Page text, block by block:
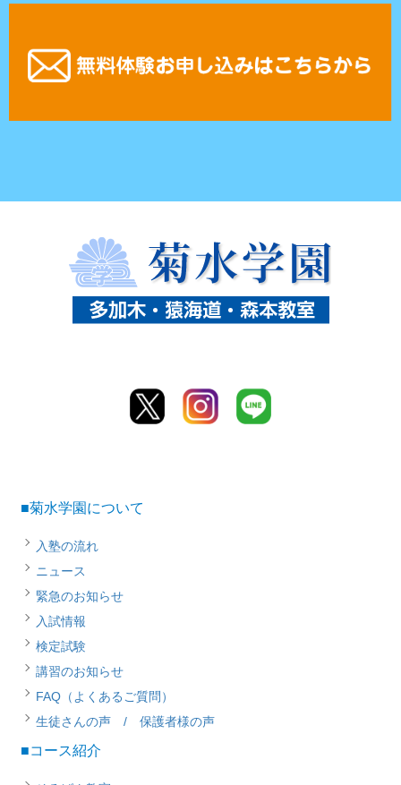
■菊水学園について
入塾の流れ
ニュース
緊急のお知らせ
入試情報
検定試験
講習のお知らせ
FAQ（よくあるご質問）
生徒さんの声 / 保護者様の声
■コース紹介